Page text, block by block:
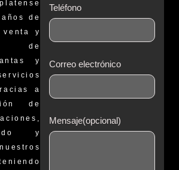
de
venta y
de
y
a
de
y
Teléfono
Correo electrónico
Mensaje(opcional)